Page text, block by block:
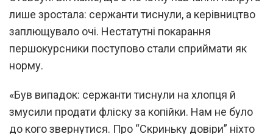
лише зростала: сержанти тиснули, а керівництво
заплющувало очі. Нестатутні покарання
першокурсники поступово стали сприймати як
норму.
«Був випадок: сержанти тиснули на хлопця й
змусили продати фліску за копійки. Нам не було
до кого звернутися. Про “Скриньку довіри” ніхто